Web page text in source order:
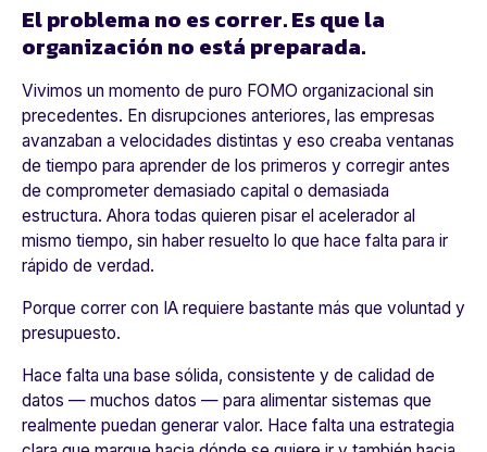
El problema no es correr. Es que la
organización no está preparada.
Vivimos un momento de puro FOMO organizacional sin
precedentes. En disrupciones anteriores, las empresas
avanzaban a velocidades distintas y eso creaba ventanas
de tiempo para aprender de los primeros y corregir antes
de comprometer demasiado capital o demasiada
estructura. Ahora todas quieren pisar el acelerador al
mismo tiempo, sin haber resuelto lo que hace falta para ir
rápido de verdad.
Porque correr con IA requiere bastante más que voluntad y
presupuesto.
Hace falta una base sólida, consistente y de calidad de
datos — muchos datos — para alimentar sistemas que
realmente puedan generar valor. Hace falta una estrategia